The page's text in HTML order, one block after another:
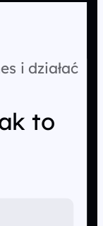
i działać
to